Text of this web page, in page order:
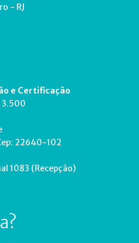
- RJ
e Certificação
3.500
22640-102
1083 (Recepção)